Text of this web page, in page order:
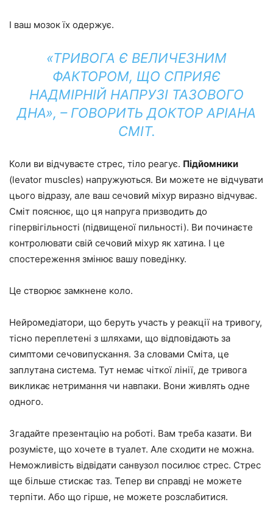
І ваш мозок їх одержує.
«ТРИВОГА Є ВЕЛИЧЕЗНИМ
ФАКТОРОМ, ЩО СПРИЯЄ
НАДМІРНІЙ НАПРУЗІ ТАЗОВОГО
ДНА», – ГОВОРИТЬ ДОКТОР АРІАНА
СМІТ.
Коли ви відчуваєте стрес, тіло реагує. Підйомники
(levator muscles) напружуються. Ви можете не відчувати
цього відразу, але ваш сечовий міхур виразно відчуває.
Сміт пояснює, що ця напруга призводить до
гіпервігільності (підвищеної пильності). Ви починаєте
контролювати свій сечовий міхур як хатина. І це
спостереження змінює вашу поведінку.
Це створює замкнене коло.
Нейромедіатори, що беруть участь у реакції на тривогу,
тісно переплетені з шляхами, що відповідають за
симптоми сечовипускання. За словами Сміта, це
заплутана система. Тут немає чіткої лінії, де тривога
викликає нетримання чи навпаки. Вони живлять одне
одного.
Згадайте презентацію на роботі. Вам треба казати. Ви
розумієте, що хочете в туалет. Але сходити не можна.
Неможливість відвідати санвузол посилює стрес. Стрес
ще більше стискає таз. Тепер ви справді не можете
терпіти. Або що гірше, не можете розслабитися.